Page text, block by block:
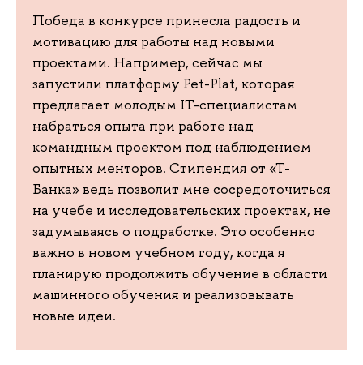
Победа в конкурсе принесла радость и
мотивацию для работы над новыми
проектами. Например, сейчас мы
запустили платформу Pet-Plat, которая
предлагает молодым IT-специалистам
набраться опыта при работе над
командным проектом под наблюдением
опытных менторов. Стипендия от «Т-
Банка» ведь позволит мне сосредоточиться
на учебе и исследовательских проектах, не
задумываясь о подработке. Это особенно
важно в новом учебном году, когда я
планирую продолжить обучение в области
машинного обучения и реализовывать
новые идеи.